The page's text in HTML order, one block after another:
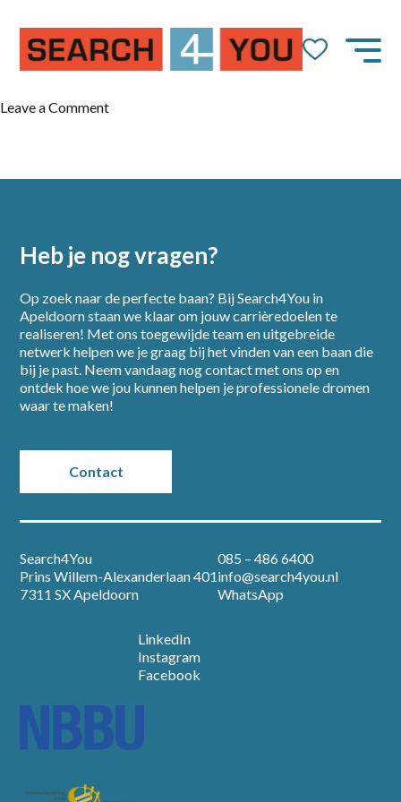
Home
Vacatures
Over ons
Open sollicitatie
Leave a Commenton
Heb je nog vragen?
Op zoek naar de perfecte baan? Bij Search4You in
Apeldoorn staan we klaar om jouw carrièredoelen te
realiseren! Met ons toegewijde team en uitgebreide
netwerk helpen we je graag bij het vinden van een baan die
bij je past. Neem vandaag nog contact met ons op en
ontdek hoe we jou kunnen helpen je professionele dromen
waar te maken!
Contact
Search4You
Prins Willem-Alexanderlaan 401
7311 SX Apeldoorn
085 – 486 6400
info@search4you.nl
WhatsApp
LinkedIn
Instagram
Facebook